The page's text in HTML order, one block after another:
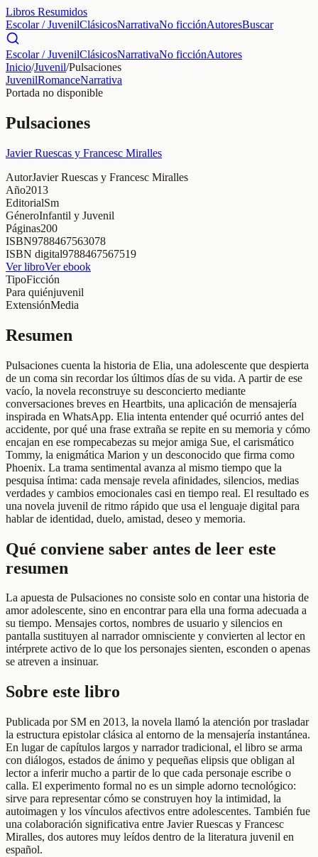
Libros Resumidos
Escolar / JuvenilClásicosNarrativaNo ficciónAutoresBuscar
Escolar / JuvenilClásicosNarrativaNo ficciónAutores
Inicio/Juvenil/Pulsaciones
JuvenilRomanceNarrativa
Portada no disponible
Pulsaciones
Javier Ruescas y Francesc Miralles
AutorJavier Ruescas y Francesc Miralles
Año2013
EditorialSm
GéneroInfantil y Juvenil
Páginas200
ISBN9788467563078
ISBN digital9788467567519
Ver libroVer ebook
TipoFicción
Para quiénjuvenil
ExtensiónMedia
Resumen
Pulsaciones cuenta la historia de Elia, una adolescente que despierta
de un coma sin recordar los últimos días de su vida. A partir de ese
vacío, la novela reconstruye su desconcierto mediante
conversaciones breves en Heartbits, una aplicación de mensajería
inspirada en WhatsApp. Elia intenta entender qué ocurrió antes del
accidente, por qué una frase extraña se repite en su memoria y cómo
encajan en ese rompecabezas su mejor amiga Sue, el carismático
Tommy, la enigmática Marion y un desconocido que firma como
Phoenix. La trama sentimental avanza al mismo tiempo que la
pesquisa íntima: cada mensaje revela afinidades, silencios, medias
verdades y cambios emocionales casi en tiempo real. El resultado es
una novela juvenil de ritmo rápido que usa el lenguaje digital para
hablar de identidad, duelo, amistad, deseo y memoria.
Qué conviene saber antes de leer este
resumen
La apuesta de Pulsaciones no consiste solo en contar una historia de
amor adolescente, sino en encontrar para ella una forma adecuada a
su tiempo. Mensajes cortos, nombres de usuario y silencios en
pantalla sustituyen al narrador omnisciente y convierten al lector en
intérprete activo de lo que los personajes sienten, esconden o apenas
se atreven a insinuar.
Sobre este libro
Publicada por SM en 2013, la novela llamó la atención por trasladar
la estructura epistolar clásica al entorno de la mensajería instantánea.
En lugar de capítulos largos y narrador tradicional, el libro se arma
con diálogos, estados de ánimo y pequeñas elipsis que obligan al
lector a inferir mucho a partir de lo que cada personaje escribe o
calla. El experimento formal no es un simple adorno tecnológico:
sirve para representar cómo se construyen hoy la intimidad, la
autoimagen y los vínculos afectivos entre adolescentes. También fue
una colaboración significativa entre Javier Ruescas y Francesc
Miralles, dos autores muy leídos dentro de la literatura juvenil en
español.